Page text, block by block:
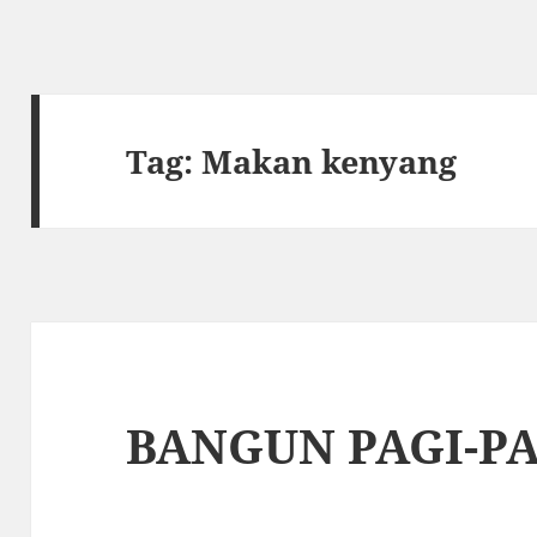
Tag:Makan kenyang
BANGUN PAGI-